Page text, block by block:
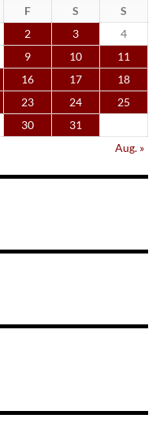
F S
S
2 3
4
9 10
11
16 17
18
23 24
25
30
31
Aug. »